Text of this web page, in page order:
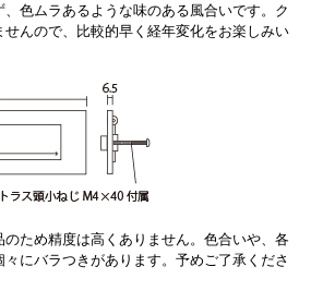
色ムラあるような味のある風合いです。ク
せんので、比較的早く経年変化をお楽しみい
ため精度は高くありません。色合いや、各
にバラつきがあります。予めご了承くださ